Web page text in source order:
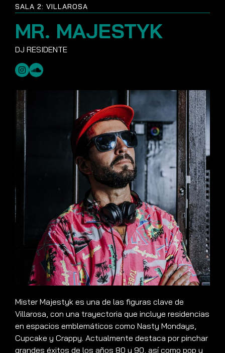
SALA 2: VILLAROSA
MR. MAJESTYK
Mister Majestyk es una de las figuras clave de
Villarosa, con una trayectoria que incluye residencias
en espacios emblemáticos como Nasty Mondays,
Cupcake y Crappy. Actualmente destaca por pinchar
grandes éxitos de los años 80 y 90, así como pop y